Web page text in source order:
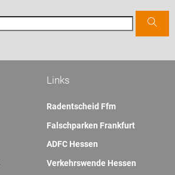
Links
Radentscheid Ffm
Falschparken Frankfurt
ADFC Hessen
Verkehrswende Hessen